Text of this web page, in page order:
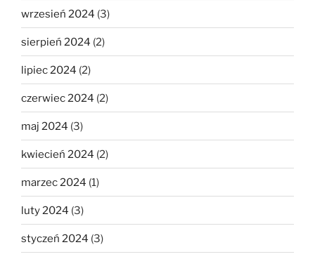
wrzesień 2024 (3)
sierpień 2024 (2)
lipiec 2024 (2)
czerwiec 2024 (2)
maj 2024 (3)
kwiecień 2024 (2)
marzec 2024 (1)
luty 2024 (3)
styczeń 2024 (3)